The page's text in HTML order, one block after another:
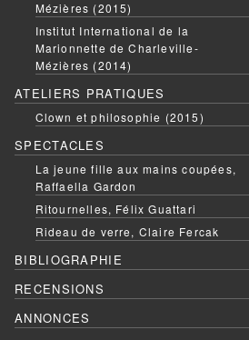
Mézières (2015)
Institut International de la
Marionnette de Charleville-
Mézières (2014)
ATELIERS PRATIQUES
Clown et philosophie (2015)
SPECTACLES
La jeune fille aux mains coupées,
Raffaella Gardon
Ritournelles, Félix Guattari
Rideau de verre, Claire Fercak
BIBLIOGRAPHIE
RECENSIONS
ANNONCES